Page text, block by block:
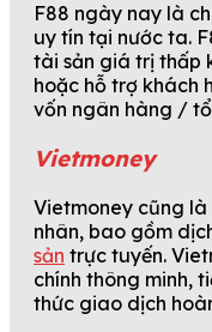
F88 ngày nay là
uy tín tại nước ta.
tài sản giá trị thấp
hoặc hỗ trợ khách
vốn ngân hàng /
Vietmoney
Vietmoney cũng
nhân, bao gồm
sản trực tuyến.
chính thông minh,
thức giao dịch